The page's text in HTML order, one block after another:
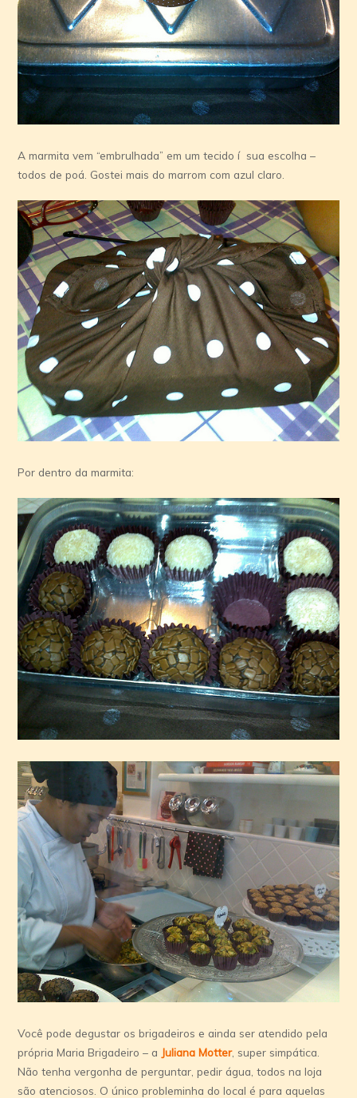
A marmita vem “embrulhada” em um tecido í sua escolha –
todos de poá. Gostei mais do marrom com azul claro.
Por dentro da marmita:
Você pode degustar os brigadeiros e ainda ser atendido pela
própria Maria Brigadeiro – a Juliana Motter, super simpática.
Não tenha vergonha de perguntar, pedir água, todos na loja
são atenciosos. O único probleminha do local é para aquelas